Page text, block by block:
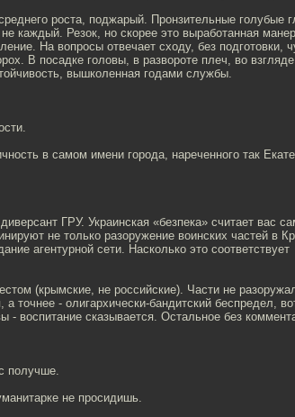
роста, поджарый. Пронзительные голубые
каждый. Резок, но скорее это выработанная
На вопросы отвечает сходу, без подготовки,
В посадке головы, в развороте плеч, во
вышколенная годами службы.
в самом имени города, нареченного так
ГРУ. Украинская «безпека» считает вас
не только разоружение воинских частей в
агентурной сети. Насколько это соответствует
(крымские, не российские). Части не
а точнее - олигархически-бандитский беспредел,
воспитание сказывается. Остальное без
получше.
не просидишь.